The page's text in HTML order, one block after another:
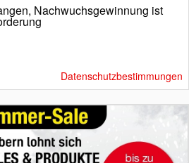
Nachwuchsgewinnung ist
Datenschutzbestimmungen